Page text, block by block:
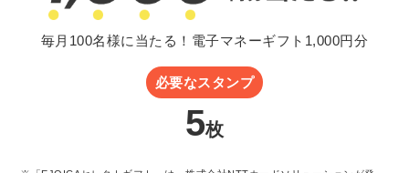
毎月100名様に当たる！電子マネーギフト1,000円分
必要なスタンプ
5枚